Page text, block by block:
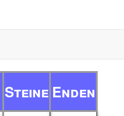
Steine Enden